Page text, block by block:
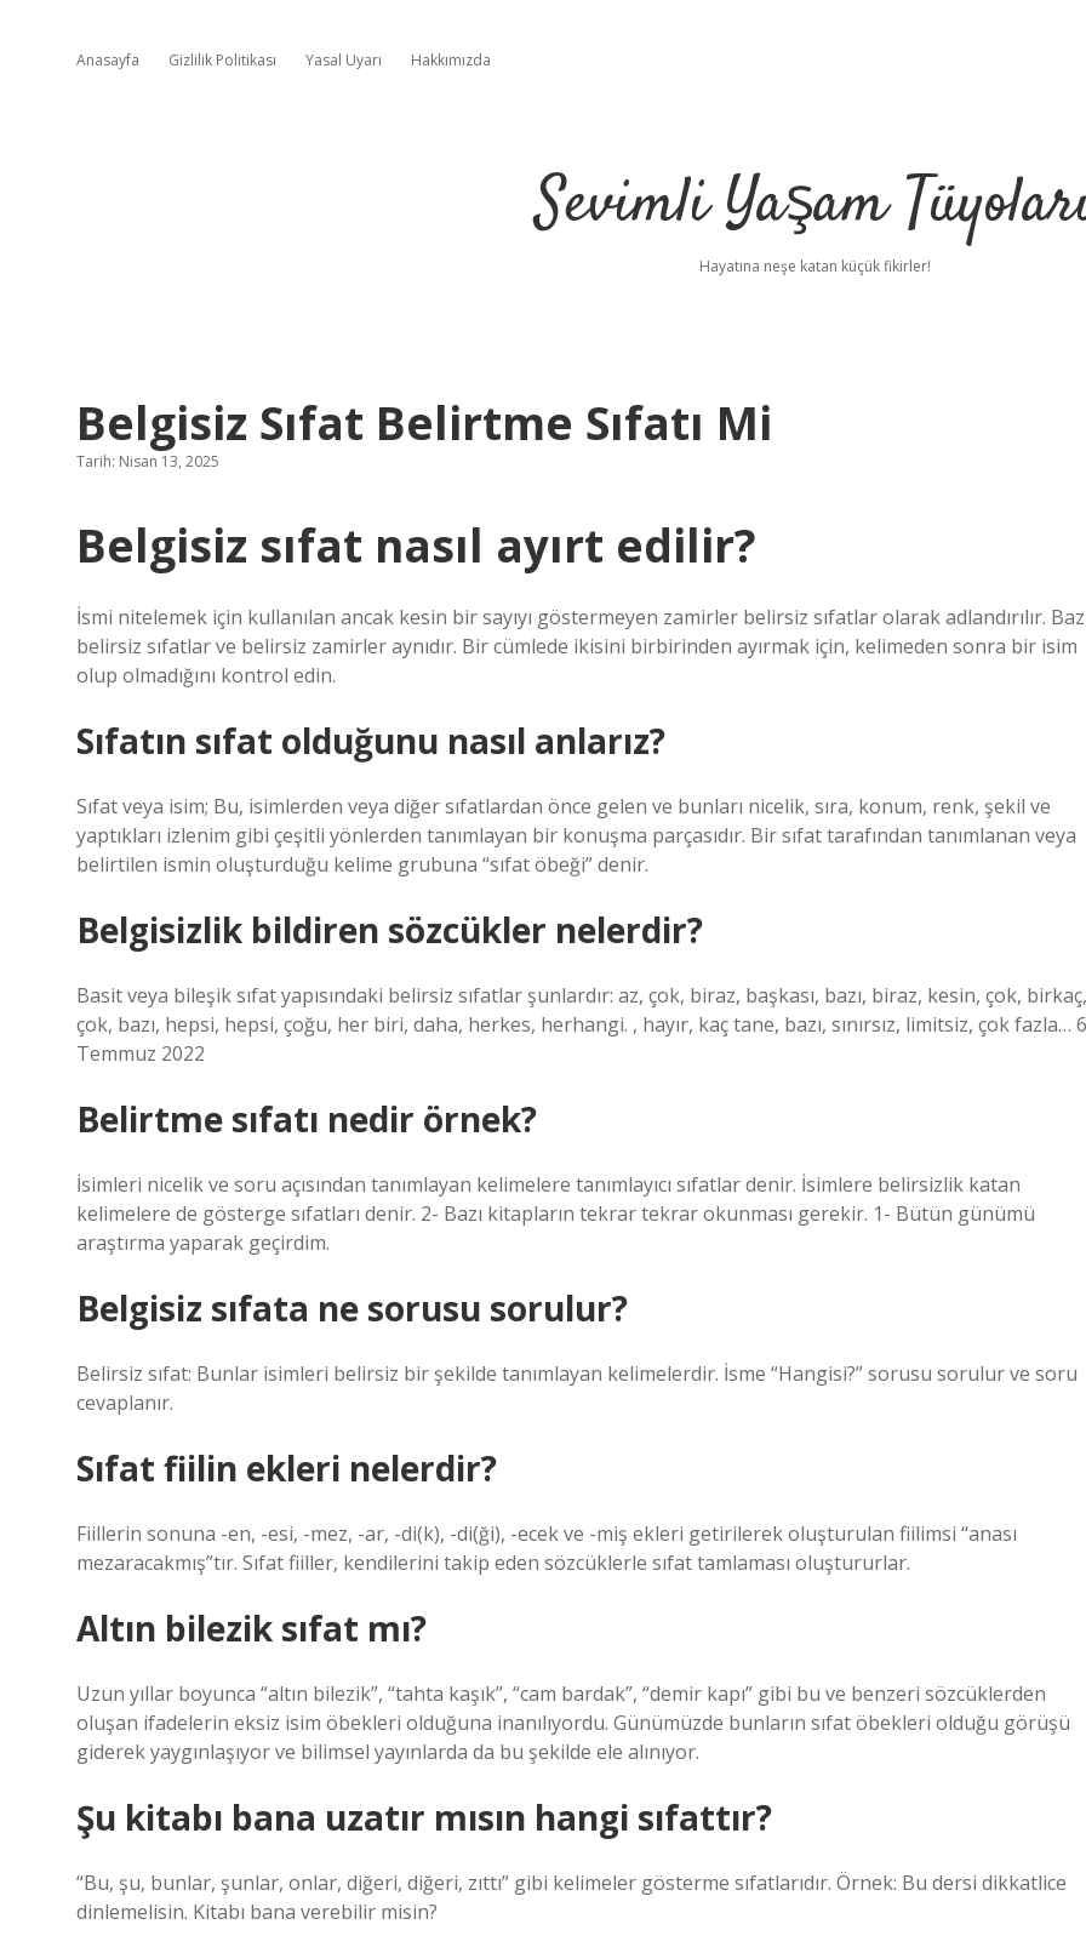
Anasayfa Gizlilik Politikası Yasal Uyarı Hakkımızda
Sevimli Yaşam
Hayatına neşe katan küçük fikirler!
Belgisiz Sıfat Belirtme Sıfatı Mi
Tarih: Nisan 13, 2025
Belgisiz sıfat nasıl ayırt edilir?
İsmi nitelemek için kullanılan ancak kesin bir sayıyı göstermeyen zamirler belirsiz sıfatlar olarak adlandırılır.
belirsiz sıfatlar ve belirsiz zamirler aynıdır. Bir cümlede ikisini birbirinden ayırmak için, kelimeden sonra bir isim
olup olmadığını kontrol edin.
Sıfatın sıfat olduğunu nasıl anlarız?
Sıfat veya isim; Bu, isimlerden veya diğer sıfatlardan önce gelen ve bunları nicelik, sıra, konum, renk, şekil ve
yaptıkları izlenim gibi çeşitli yönlerden tanımlayan bir konuşma parçasıdır. Bir sıfat tarafından tanımlanan veya
belirtilen ismin oluşturduğu kelime grubuna “sıfat öbeği” denir.
Belgisizlik bildiren sözcükler nelerdir?
Basit veya bileşik sıfat yapısındaki belirsiz sıfatlar şunlardır: az, çok, biraz, başkası, bazı, biraz, kesin, çok, birkaç,
çok, bazı, hepsi, hepsi, çoğu, her biri, daha, herkes, herhangi. , hayır, kaç tane, bazı, sınırsız, limitsiz, çok fazla… 6
Temmuz 2022
Belirtme sıfatı nedir örnek?
İsimleri nicelik ve soru açısından tanımlayan kelimelere tanımlayıcı sıfatlar denir. İsimlere belirsizlik katan
kelimelere de gösterge sıfatları denir. 2- Bazı kitapların tekrar tekrar okunması gerekir. 1- Bütün günümü
araştırma yaparak geçirdim.
Belgisiz sıfata ne sorusu sorulur?
Belirsiz sıfat: Bunlar isimleri belirsiz bir şekilde tanımlayan kelimelerdir. İsme “Hangisi?” sorusu sorulur ve soru
cevaplanır.
Sıfat fiilin ekleri nelerdir?
Fiillerin sonuna -en, -esi, -mez, -ar, -di(k), -di(ği), -ecek ve -miş ekleri getirilerek oluşturulan fiilimsi “anası
mezaracakmış”tır. Sıfat fiiller, kendilerini takip eden sözcüklerle sıfat tamlaması oluştururlar.
Altın bilezik sıfat mı?
Uzun yıllar boyunca “altın bilezik”, “tahta kaşık”, “cam bardak”, “demir kapı” gibi bu ve benzeri sözcüklerden
oluşan ifadelerin eksiz isim öbekleri olduğuna inanılıyordu. Günümüzde bunların sıfat öbekleri olduğu görüşü
giderek yaygınlaşıyor ve bilimsel yayınlarda da bu şekilde ele alınıyor.
Şu kitabı bana uzatır mısın hangi sıfattır?
“Bu, şu, bunlar, şunlar, onlar, diğeri, diğeri, zıttı” gibi kelimeler gösterme sıfatlarıdır. Örnek: Bu dersi dikkatlice
dinlemelisin. Kitabı bana verebilir misin?